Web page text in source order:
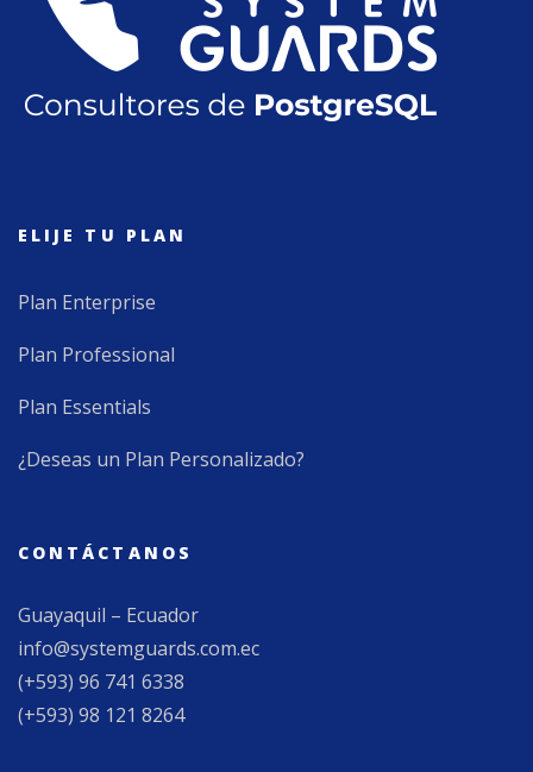
ELIJE TU PLAN
Plan Enterprise
Plan Professional
Plan Essentials
¿Deseas un Plan Personalizado?
CONTÁCTANOS
Guayaquil – Ecuador
info@systemguards.com.ec
(+593) 96 741 6338
(+593) 98 121 8264